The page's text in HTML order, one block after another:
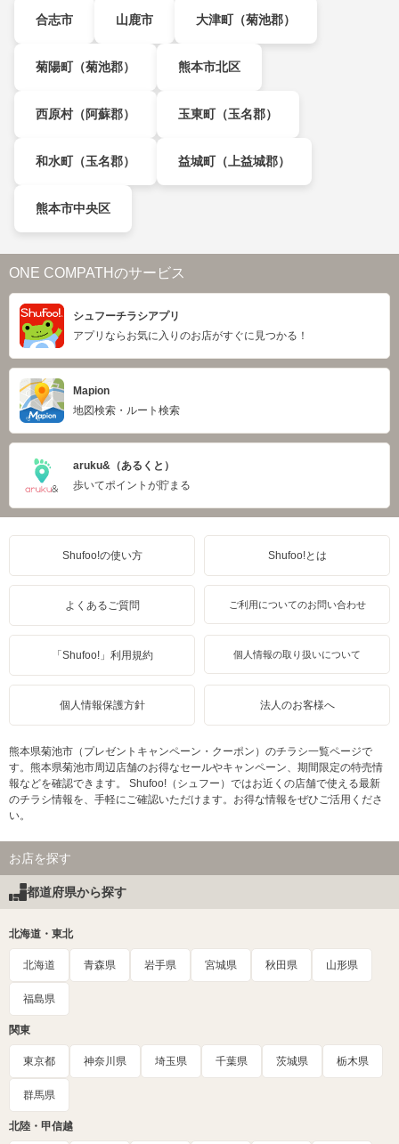
合志市 山鹿市 大津町（菊池郡）
菊陽町（菊池郡） 熊本市北区
西原村（阿蘇郡） 玉東町（玉名郡）
和水町（玉名郡） 益城町（上益城郡）
熊本市中央区
ONE COMPATHのサービス
シュフーチラシアプリ
アプリならお気に入りのお店がすぐに見つかる！
Mapion
地図検索・ルート検索
aruku&（あるくと）
歩いてポイントが貯まる
Shufoo!の使い方 Shufoo!とは
よくあるご質問 ご利用についてのお問い合わせ
「Shufoo!」利用規約 個人情報の取り扱いについて
個人情報保護方針 法人のお客様へ
熊本県菊池市（プレゼントキャンペーン・クーポン）のチラシ一覧ページで
す。熊本県菊池市周辺店舗のお得なセールやキャンペーン、期間限定の特売情
報などを確認できます。 Shufoo!（シュフー）ではお近くの店舗で使える最新
のチラシ情報を、手軽にご確認いただけます。お得な情報をぜひご活用くださ
い。
お店を探す
都道府県から探す
北海道・東北
北海道 青森県 岩手県 宮城県 秋田県 山形県
福島県
関東
東京都 神奈川県 埼玉県 千葉県 茨城県 栃木県
群馬県
北陸・甲信越